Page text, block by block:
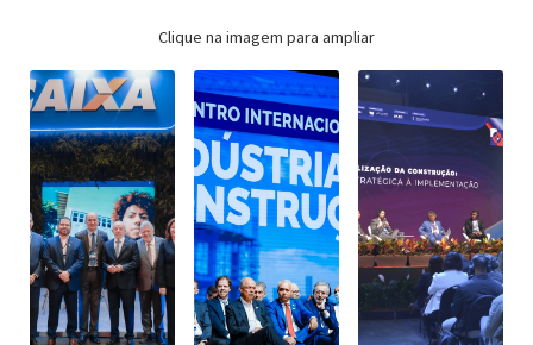
Clique na imagem para ampliar